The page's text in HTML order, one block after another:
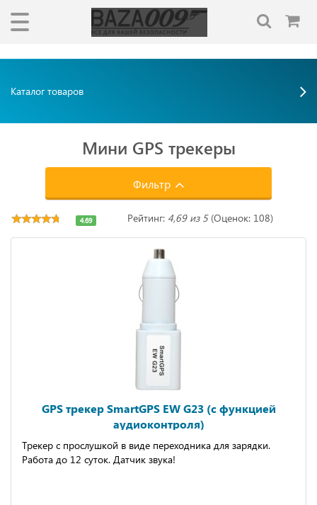
Каталог товаров
Мини GPS трекеры
Фильтр
GPS трекер SmartGPS EW G23 (с функцией
аудиоконтроля)
Трекер с прослушкой в виде переходника для зарядки.
Работа до 12 суток. Датчик звука!
4.69 Рейтинг: 4,69 из 5(Оценок: 108)